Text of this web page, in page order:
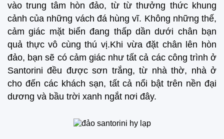
vào trung tâm hòn đảo, từ từ thưởng thức khung
cảnh của những vách đá hùng vĩ. Không những thế,
cảm giác mặt biển đang thấp dần dưới chân bạn
quả thực vô cùng thú vị.Khi vừa đặt chân lên hòn
đảo, bạn sẽ có cảm giác như tất cả các công trình ở
Santorini đều được sơn trắng, từ nhà thờ, nhà ở
cho đến các khách sạn, tất cả nổi bật trên nền đại
dương và bầu trời xanh ngắt nơi đây.